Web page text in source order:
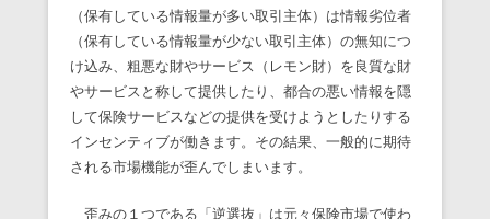
（保有している情報量が多い取引主体）は情報劣位者
（保有している情報量が少ない取引主体）の無知につ
け込み、粗悪な財やサービス（レモン財）を良質な財
やサービスと称して提供したり、都合の悪い情報を隠
して保険サービスなどの提供を受けようとしたりする
インセンティブが働きます。その結果、一般的に期待
される市場機能が歪んでしまいます。
歪みの１つである「逆選抜」は元々保険市場で使わ